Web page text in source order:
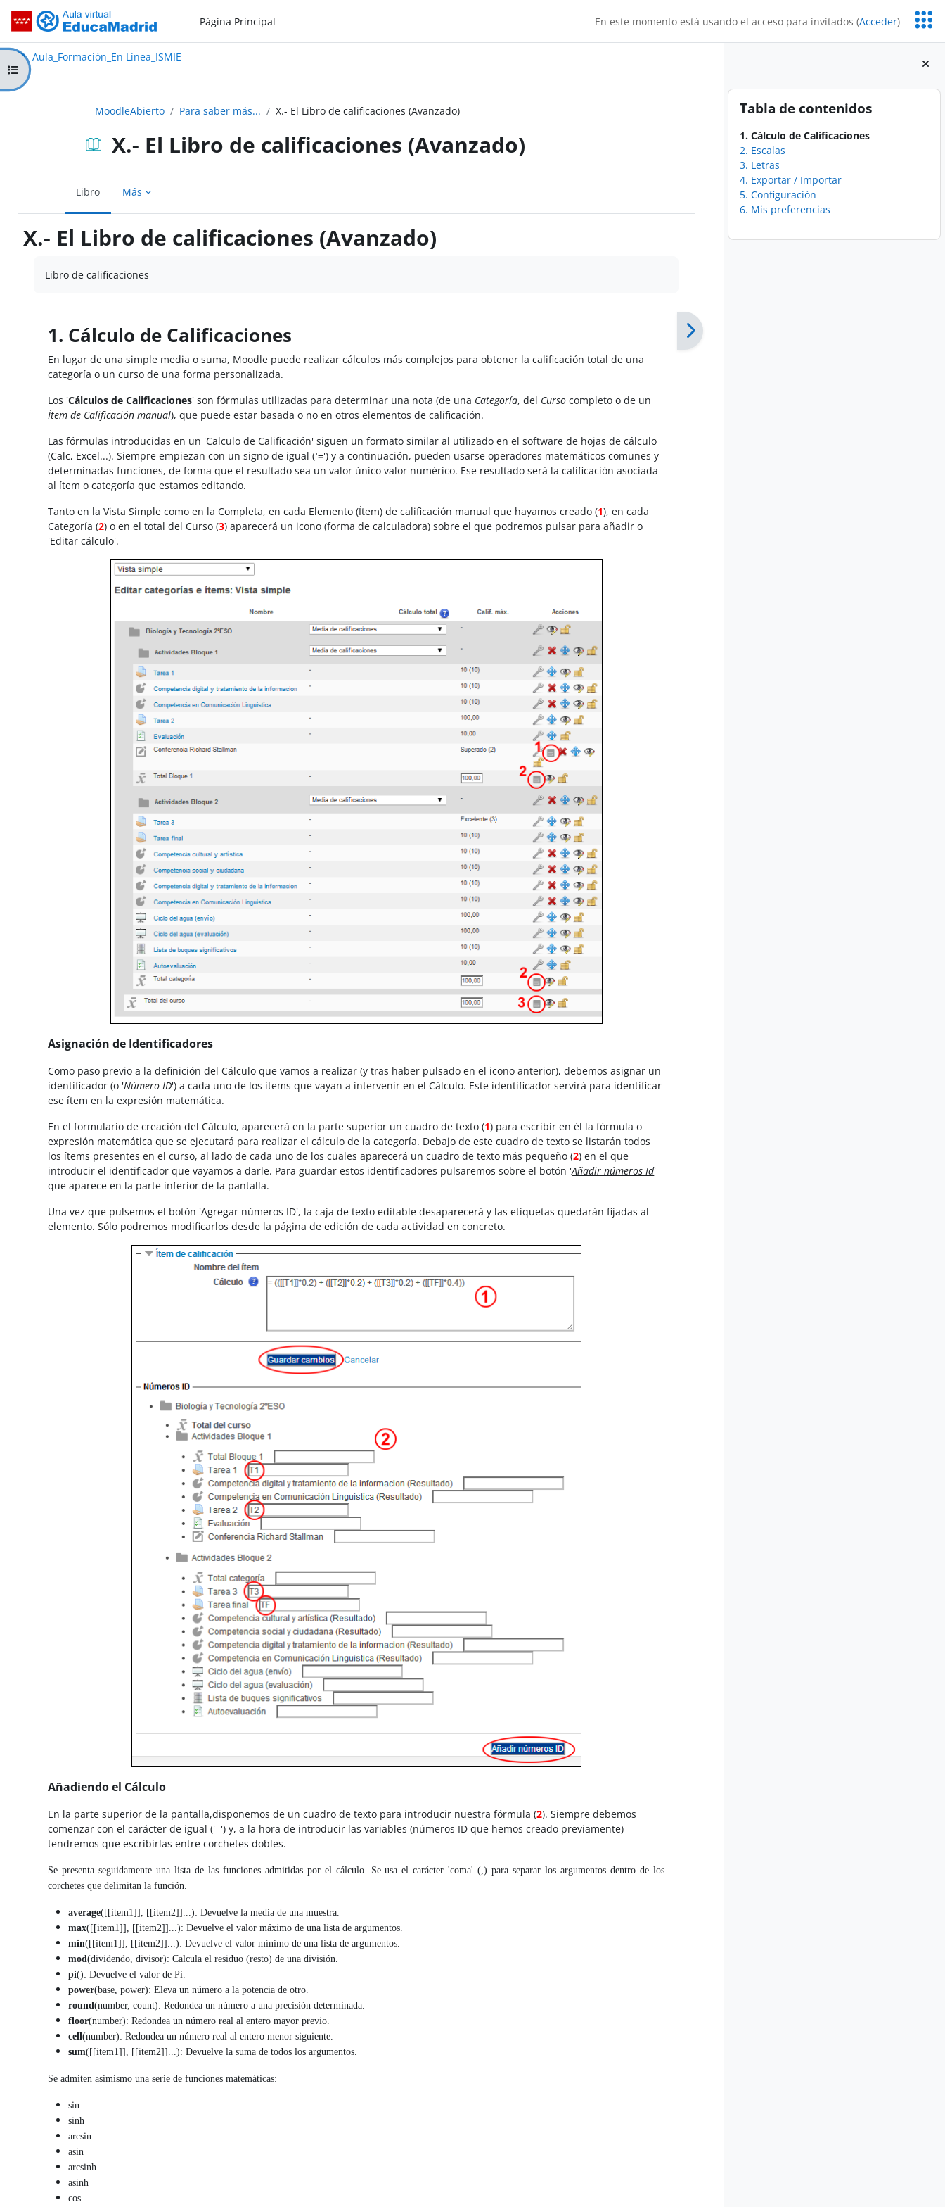
Aula_Formación_En Línea_ISMIEPágina Principal En este momento está usando el acceso para invitados (Acceder)
Bloques
Salta Tabla de contenidos
Tabla de contenidos
1. Cálculo de Calificaciones
2. Escalas
3. Letras
4. Exportar / Importar
5. Configuración
6. Mis preferencias
Aula Virtual de EducaMadrid:
Aula_Formación_En Línea_ISMIE
Abrir índice del curso
MoodleAbierto Para saber más... X.- El Libro de calificaciones (Avanzado)
X.- El Libro de calificaciones (Avanzado)
Libro Más
X.- El Libro de calificaciones (Avanzado)
Libro de calificaciones
1. Cálculo de Calificaciones
En lugar de una simple media o suma, Moodle puede realizar cálculos más complejos para obtener la calificación total de una
categoría o un curso de una forma personalizada.
Los 'Cálculos de Calificaciones' son fórmulas utilizadas para determinar una nota (de una Categoría, del Curso completo o de un
Ítem de Calificación manual), que puede estar basada o no en otros elementos de calificación.
Las fórmulas introducidas en un 'Calculo de Calificación' siguen un formato similar al utilizado en el software de hojas de cálculo
(Calc, Excel...). Siempre empiezan con un signo de igual ('=') y a continuación, pueden usarse operadores matemáticos comunes y
determinadas funciones, de forma que el resultado sea un valor único valor numérico. Ese resultado será la calificación asociada
al ítem o categoría que estamos editando.
Tanto en la Vista Simple como en la Completa, en cada Elemento (Ítem) de calificación manual que hayamos creado (1), en cada
Categoría (2) o en el total del Curso (3) aparecerá un icono (forma de calculadora) sobre el que podremos pulsar para añadir o
'Editar cálculo'.
Asignación de Identificadores
Como paso previo a la definición del Cálculo que vamos a realizar (y tras haber pulsado en el icono anterior), debemos asignar un
identificador (o 'Número ID') a cada uno de los ítems que vayan a intervenir en el Cálculo. Este identificador servirá para identificar
ese ítem en la expresión matemática.
En el formulario de creación del Cálculo, aparecerá en la parte superior un cuadro de texto (1) para escribir en él la fórmula o
expresión matemática que se ejecutará para realizar el cálculo de la categoría. Debajo de este cuadro de texto se listarán todos
los ítems presentes en el curso, al lado de cada uno de los cuales aparecerá un cuadro de texto más pequeño (2) en el que
introducir el identificador que vayamos a darle. Para guardar estos identificadores pulsaremos sobre el botón 'Añadir números Id'
que aparece en la parte inferior de la pantalla.
Una vez que pulsemos el botón 'Agregar números ID', la caja de texto editable desaparecerá y las etiquetas quedarán fijadas al
elemento. Sólo podremos modificarlos desde la página de edición de cada actividad en concreto.
Añadiendo el Cálculo
En la parte superior de la pantalla,disponemos de un cuadro de texto para introducir nuestra fórmula (2). Siempre debemos
comenzar con el carácter de igual ('=') y, a la hora de introducir las variables (números ID que hemos creado previamente)
tendremos que escribirlas entre corchetes dobles.
Se presenta seguidamente una lista de las funciones admitidas por el cálculo. Se usa el carácter 'coma' (,) para separar los argumentos dentro de los
corchetes que delimitan la función.
average([[item1]], [[item2]]...): Devuelve la media de una muestra.
max([[item1]], [[item2]]...): Devuelve el valor máximo de una lista de argumentos.
min([[item1]], [[item2]]...): Devuelve el valor mínimo de una lista de argumentos.
mod(dividendo, divisor): Calcula el residuo (resto) de una división.
pi(): Devuelve el valor de Pi.
power(base, power): Eleva un número a la potencia de otro.
round(number, count): Redondea un número a una precisión determinada.
floor(number): Redondea unnúmero real al entero mayor previo.
cell(number):Redondea unnúmero real al entero menor siguiente.
sum([[item1]], [[item2]]...): Devuelve la suma de todos los argumentos.
Se admiten asimismo una serie de funciones matemáticas:
sin
sinh
arcsin
asin
arcsinh
asinh
cos